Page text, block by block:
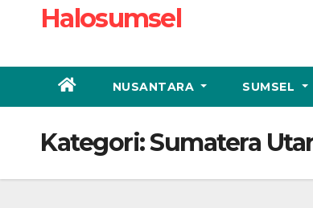
Halosumsel
NUSANTARA SUMSEL
Kategori:Sumatera